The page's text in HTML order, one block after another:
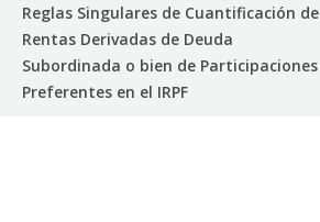
Reglas Singulares de Cuantificación de
Rentas Derivadas de Deuda
Subordinada o bien de Participaciones
Preferentes en el IRPF